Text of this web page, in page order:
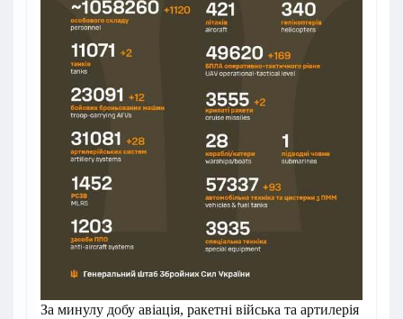
За минулу добу авіація, ракетні війська та артилерія